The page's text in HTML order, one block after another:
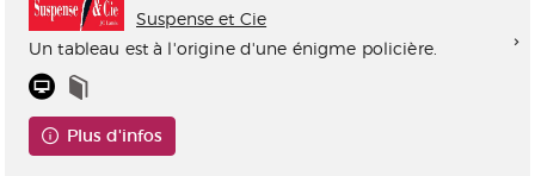
Suspense et Cie
Un tableau est à l'origine d'une énigme policière.
Plus d'infos